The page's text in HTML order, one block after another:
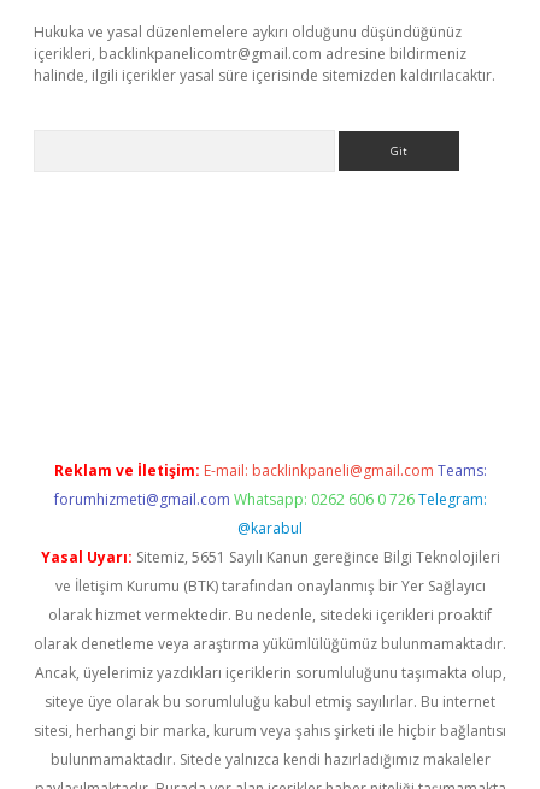
Hukuka ve yasal düzenlemelere aykırı olduğunu düşündüğünüz
içerikleri, backlinkpanelicomtr@gmail.com adresine bildirmeniz
halinde, ilgili içerikler yasal süre içerisinde sitemizden kaldırılacaktır.
Reklam ve İletişim: E-mail: backlinkpaneli@gmail.com Teams:
forumhizmeti@gmail.com Whatsapp: 0262 606 0 726 Telegram:
@karabul
Yasal Uyarı: Sitemiz, 5651 Sayılı Kanun gereğince Bilgi Teknolojileri
ve İletişim Kurumu (BTK) tarafından onaylanmış bir Yer Sağlayıcı
olarak hizmet vermektedir. Bu nedenle, sitedeki içerikleri proaktif
olarak denetleme veya araştırma yükümlülüğümüz bulunmamaktadır.
Ancak, üyelerimiz yazdıkları içeriklerin sorumluluğunu taşımakta olup,
siteye üye olarak bu sorumluluğu kabul etmiş sayılırlar. Bu internet
sitesi, herhangi bir marka, kurum veya şahıs şirketi ile hiçbir bağlantısı
bulunmamaktadır. Sitede yalnızca kendi hazırladığımız makaleler